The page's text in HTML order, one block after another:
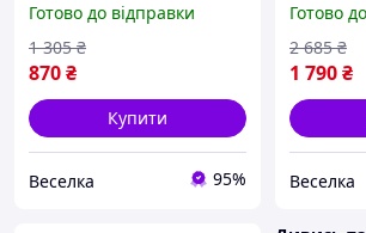
універсальна для
автосервісу та дому
FLAME
Готово до відправки
870₴
1 305 ₴
Купити
Веселка 95%
заміни
із
Готово
1 790₴
2 685 ₴
Веселка